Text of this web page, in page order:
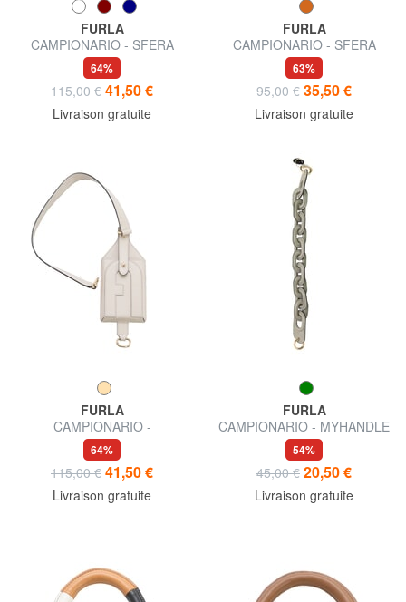
FURLA
CAMPIONARIO - SFERA
bandoulière en cuir
64%
115,00 € 41,50 €
Livraison gratuite
FURLA
CAMPIONARIO - SFERA
bandoulière en cuir
63%
95,00 € 35,50 €
Livraison gratuite
FURLA
CAMPIONARIO -
MYSHOULDER charme en
cuir
64%
115,00 € 41,50 €
Livraison gratuite
FURLA
CAMPIONARIO - MYHANDLE
bandoulière courte
54%
45,00 € 20,50 €
Livraison gratuite